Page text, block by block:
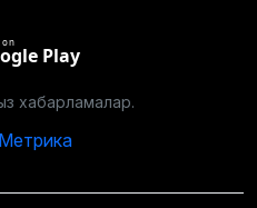
on
Play
хабарламалар.